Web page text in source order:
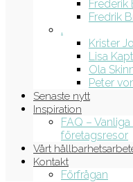
Frederik
Fredrik
.
Krister
Lisa
Ola
Peter
Senaste nytt
Inspiration
FAQ –
företagsresor
Vårt
Kontakt
Förfrågan